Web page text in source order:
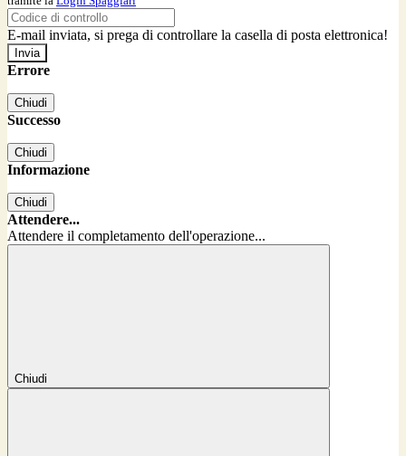
E-mail inviata, si prega di controllare la casella di posta elettronica!
Errore
Chiudi
Successo
Chiudi
Informazione
Chiudi
Attendere...
Attendere il completamento dell'operazione...
Chiudi